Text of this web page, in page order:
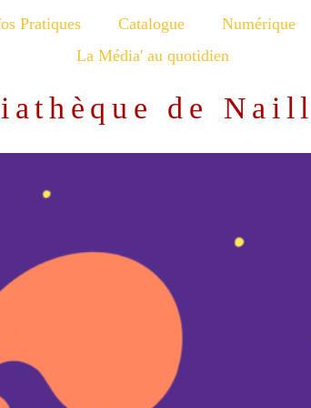
Pratiques Catalogue Numérique
La Média' au quotidien
de